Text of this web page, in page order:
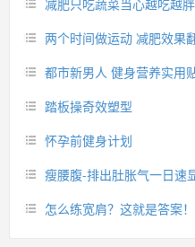
减肥只吃蔬菜当心越吃越胖
两个时间做运动 减肥效果
都市新男人 健身营养实用
踏板操奇效塑型
怀孕前健身计划
瘦腰腹-排出肚胀气一日速
怎么练宽肩？这就是答案！